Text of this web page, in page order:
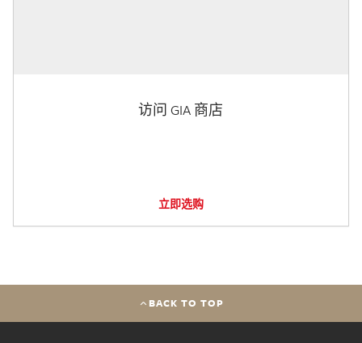
访问 GIA 商店
立即选购
BACK TO TOP